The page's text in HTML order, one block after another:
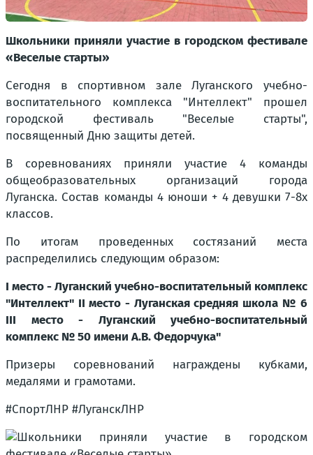
Школьники приняли участие в городском фестивале
«Веселые старты»
Сегодня в спортивном зале Луганского учебно-
воспитательного комплекса "Интеллект" прошел
городской фестиваль "Веселые старты",
посвященный Дню защиты детей.
В соревнованиях приняли участие 4 команды
общеобразовательных организаций города
Луганска. Состав команды 4 юноши + 4 девушки 7-8х
классов.
По итогам проведенных состязаний места
распределились следующим образом:
I место - Луганский учебно-воспитательный комплекс
"Интеллект" II место - Луганская средняя школа № 6
III место - Луганский учебно-воспитательный
комплекс № 50 имени А.В. Федорчука"
Призеры соревнований награждены кубками,
медалями и грамотами.
#СпортЛНР #ЛуганскЛНР